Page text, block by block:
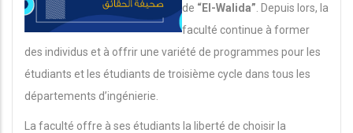
de “El-Walida” . Depuis lors, la
faculté continue à former
des individus et à offrir une variété de programmes pour les
étudiants et les étudiants de troisième cycle dans tous les
départements d’ingénierie.
La faculté offre à ses étudiants la liberté de choisir la